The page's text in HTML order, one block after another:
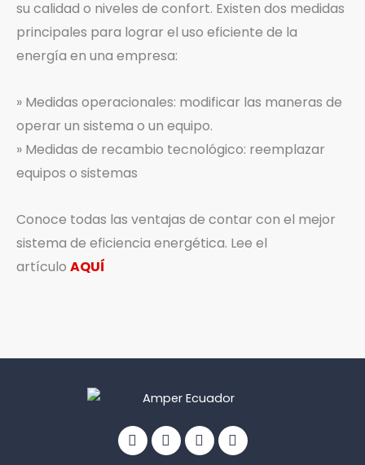
su calidad o niveles de confort. Existen dos medidas
principales para lograr el uso eficiente de la
energía en una empresa:
» Medidas operacionales: modificar las maneras de
operar un sistema o un equipo.
» Medidas de recambio tecnológico: reemplazar
equipos o sistemas
Conoce todas las ventajas de contar con el mejor
sistema de eficiencia energética. Lee el
artículo AQUÍ
circle